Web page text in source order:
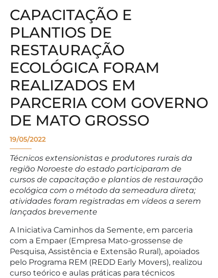
CAPACITAÇÃO E
PLANTIOS DE
RESTAURAÇÃO
ECOLÓGICA FORAM
REALIZADOS EM
PARCERIA COM GOVERNO
DE MATO GROSSO
19/05/2022
Técnicos extensionistas e produtores rurais da
região Noroeste do estado participaram de
cursos de capacitação e plantios de restauração
ecológica com o método da semeadura direta;
atividades foram registradas em vídeos a serem
lançados brevemente
A Iniciativa Caminhos da Semente, em parceria
com a Empaer (Empresa Mato-grossense de
Pesquisa, Assistência e Extensão Rural), apoiados
pelo Programa REM (REDD Early Movers), realizou
curso teórico e aulas práticas para técnicos